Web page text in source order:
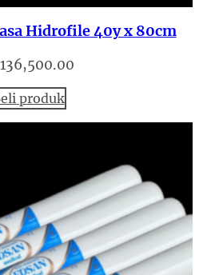
Hidrofile 40y x 80cm
136,500.00
produk